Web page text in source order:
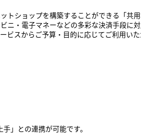
ショップを構築することができる「共
ニ・電子マネーなどの多彩な決済手段
スからご予算・目的に応じてご利用いた
」との連携が可能です。